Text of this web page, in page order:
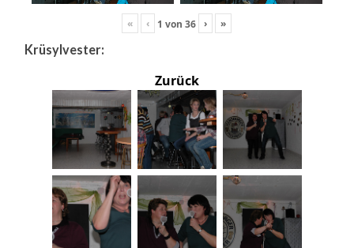
« ‹ 1 von36 › »
Krüsylvester:
Zurück